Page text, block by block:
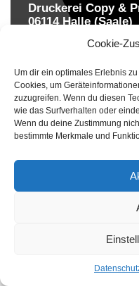
Cookie-
Um dir ein optimales Erlebnis
Cookies, um
zuzugreifen. Wenn du diesen
wie das Surfverhalten oder
Wenn du deine Zustimmung
bestimmte Merkmale und
Druckerei Copy &
06114 Halle (Saale)
Druckereien in
Druckereien in Deutschland